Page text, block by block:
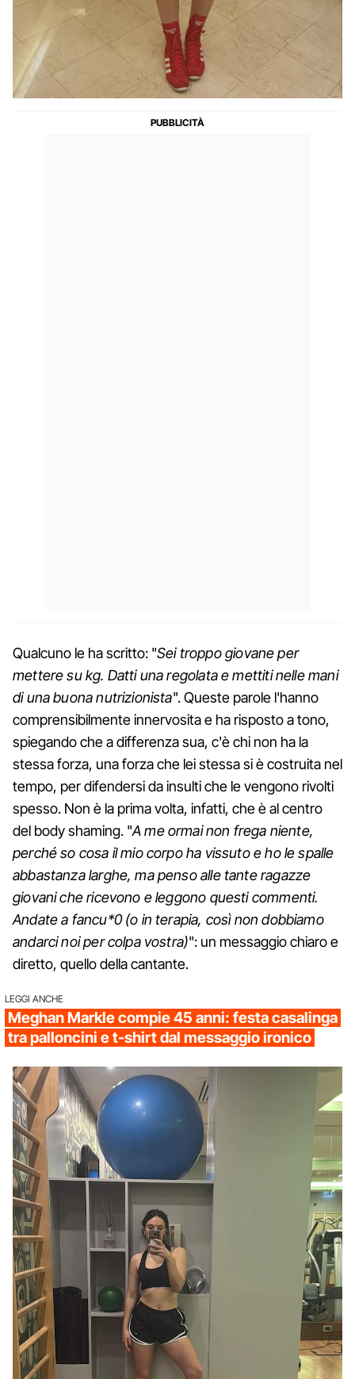
Qualcuno le ha scritto: "Sei troppo giovane per
mettere su kg. Datti una regolata e mettiti nelle mani
di una buona nutrizionista". Queste parole l'hanno
comprensibilmente innervosita e ha risposto a tono,
spiegando che a differenza sua, c'è chi non ha la
stessa forza, una forza che lei stessa si è costruita nel
tempo, per difendersi da insulti che le vengono rivolti
spesso. Non è la prima volta, infatti, che è al centro
del body shaming. "A me ormai non frega niente,
perché so cosa il mio corpo ha vissuto e ho le spalle
abbastanza larghe, ma penso alle tante ragazze
giovani che ricevono e leggono questi commenti.
Andate a fancu*0 (o in terapia, così non dobbiamo
andarci noi per colpa vostra)": un messaggio chiaro e
diretto, quello della cantante.
LEGGI ANCHE
Meghan Markle compie 45 anni: festa casalinga
tra palloncini e t-shirt dal messaggio ironico